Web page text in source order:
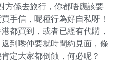
方係去旅行，你都唔應該要
手信，呢種行為好自私呀！
都買到，或者已經有代購，
到嚟仲要就時間約見面，條
定大家都倒蝕，何必呢？